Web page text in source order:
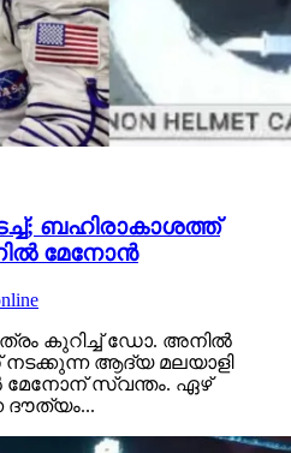
ബഹിരാകാശത്ത്
മേനോന്‍
കുറിച്ച് ഡോ. അനില്‍
ആദ്യ മലയാളി
മേനോന് സ്വന്തം. ഏഴ്
ദൗത്യം...